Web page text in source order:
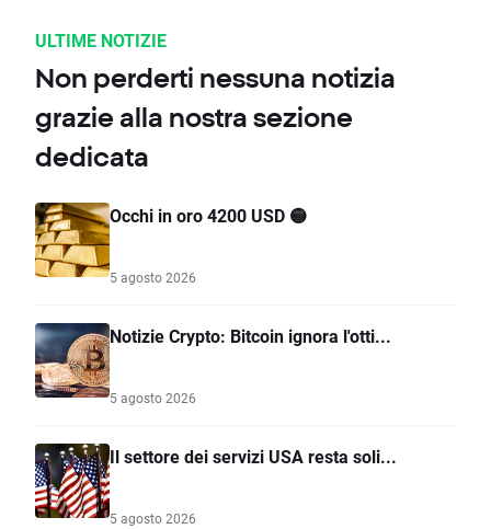
ULTIME NOTIZIE
Non perderti nessuna notizia
grazie alla nostra sezione
dedicata
Occhi in oro 4200 USD 🟡
5 agosto 2026
Notizie Crypto: Bitcoin ignora l'otti...
5 agosto 2026
Il settore dei servizi USA resta soli...
5 agosto 2026